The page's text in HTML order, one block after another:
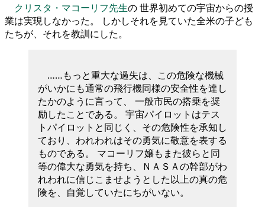
クリスタ・マコーリフ先生の 世界初めての宇宙からの授
業は実現しなかった。 しかしそれを見ていた全米の子ども
たちが、それを教訓にした。
……もっと重大な過失は、この危険な機械
がいかにも通常の飛行機同様の安全性を達し
たかのように言って、 一般市民の搭乗を奨
励したことである。 宇宙パイロットはテス
トパイロットと同じく、その危険性を承知し
ており、われわれはその勇気に敬意を表する
ものである。 マコーリフ嬢もまた彼らと同
等の偉大な勇気を持ち、ＮＡＳＡの幹部がわ
れわれに信じこませようとした以上の真の危
険を、自覚していたにちがいない。